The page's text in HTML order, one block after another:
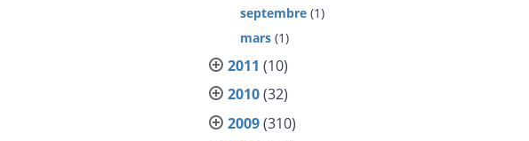
septembre (1)
mars (1)
2011 (10)
2010(32)
2009(310)